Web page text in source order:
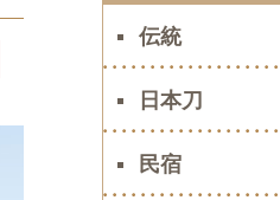
伝統
日本刀
民宿